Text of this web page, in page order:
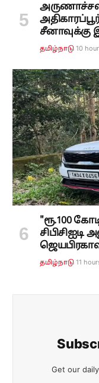
சீனாவுக்கு
தமிழ்நாடு 10
"ரூ.100
தமிழ்நாடு 11
Get our